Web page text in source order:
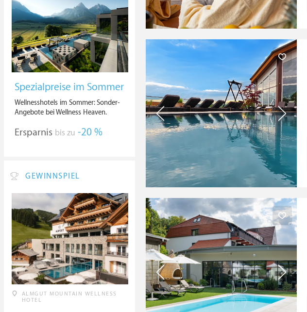
Spezialpreise im Sommer
Wellnesshotels im Sommer: Sonder-
Angebote bei Wellness Heaven.
Ersparnis bis zu -20 %
GEWINNSPIEL
ALMGUT MOUNTAIN WELLNESS
HOTEL